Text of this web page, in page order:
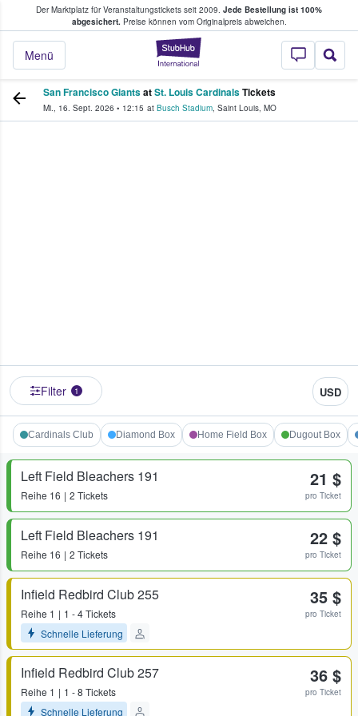
Der Marktplatz für Veranstaltungstickets seit 2009. Jede Bestellung ist 100%
abgesichert.Preise können vom Originalpreis abweichen.
StubHub - Wo
Menü
Tickets kaufen & verkaufen
San Francisco GiantsatSt. Louis CardinalsTickets
Mi., 16. Sept. 2026 • 12:15 at Busch Stadium, Saint Louis, MO
Filter 1 USD
Cardinals Club Diamond Box Home Field Box Dugout Box
Left Field Bleachers 191
Reihe 16 2 Tickets
21 $
pro Ticket
Left Field Bleachers 191
Reihe 16 2 Tickets
22 $
pro Ticket
Infield Redbird Club 255
Reihe 1
1 - 4 Tickets
Schnelle Lieferung
35 $
pro Ticket
Infield Redbird Club 257
Reihe 1
1 - 8 Tickets
Schnelle Lieferung
36 $
pro Ticket